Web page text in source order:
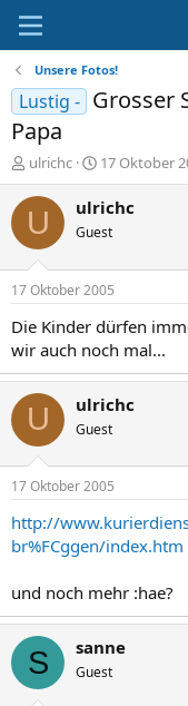
Unsere Fotos!
Lustig - Grosser
Papa
E
r
s
e
r
ulrichc
E
r
s
e
l
t
a
m
17 Oktober
U ulrichc
Guest
17 Oktober 2005
Die Kinder dürfen
wir auch noch mal...
U ulrichc
Guest
17 Oktober 2005
http://
br%FCggen/index.htm
und noch mehr :hae?
S sanne
Guest